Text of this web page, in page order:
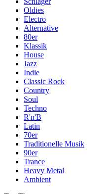
Oldies
Electro
Alternative
80er
Klassik
House
Jazz
Indie
Classic Rock
Country
Soul
Techno
R'n'B
Latin
70er
Traditionelle Musik
90er
Trance
Heavy Metal
Ambient